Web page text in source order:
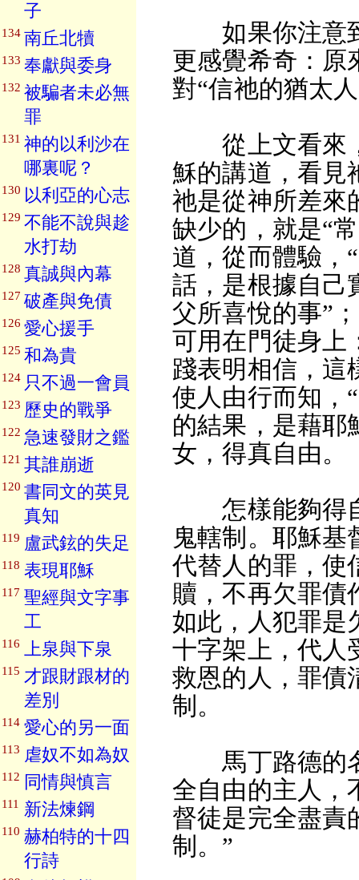
子
134 南丘北犢
133 奉獻與委身
132 被騙者未必無
罪
131 神的以利沙在
哪裏呢？
130 以利亞的心志
129 不能不說與趁
水打劫
128 真誠與內幕
127 破產與免債
126 愛心援手
125 和為貴
124 只不過一會員
123 歷史的戰爭
122 急速發財之鑑
121 其誰崩逝
120 書同文的英見
真知
119 盧武鉉的失足
118 表現耶穌
117 聖經與文字事
工
116 上泉與下泉
115 才跟財跟材的
差別
114 愛心的另一面
113 虐奴不如為奴
112 同情與慎言
111 新法煉鋼
110 赫柏特的十四
行詩
如果你注意
更感覺希奇：原
對“信祂的猶太
從上文看來
穌的講道，看見
祂是從神所差來
缺少的，就是“
道，從而體驗，
話，是根據自己
父所喜悅的事”
可用在門徒身上
踐表明相信，這
使人由行而知，
的結果，是藉耶
女，得真自由。
怎樣能夠得
鬼轄制。耶穌基
代替人的罪，使
贖，不再欠罪債
如此，人犯罪是
十字架上，代人
救恩的人，罪債
制。
馬丁路德的
全自由的主人，
督徒是完全盡責
制。”